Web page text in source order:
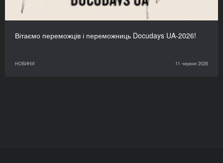
Вітаємо переможців і переможниць Docudays UA-2026!
НОВИНИ 11 червня 2026